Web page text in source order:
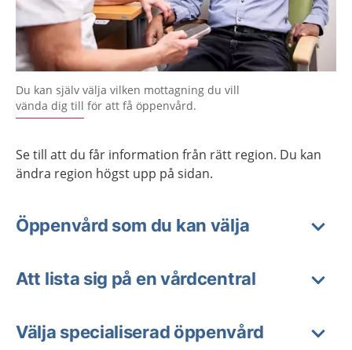
Du kan själv välja vilken mottagning du vill
vända dig till för att få öppenvård.
Se till att du får information från rätt region. Du kan
ändra region högst upp på sidan.
Öppenvård som du kan välja
Att lista sig på en vårdcentral
Välja specialiserad öppenvård